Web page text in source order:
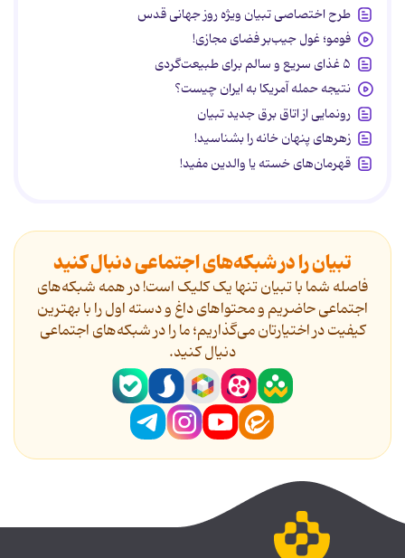
طرح اختصاصی تبیان ویژه روز جهانی قدس
فومو؛ غول جیب‌بر فضای مجازی!
۵ غذای سریع و سالم برای طبیعت‌گردی
نتیجه حمله آمریکا به ایران چیست؟
رونمایی از اتاق برق جدید تبیان
زهرهای پنهان خانه را بشناسید!
قهرمان‌های خسته یا والدین مفید!
تبیان را در شبکه‌های اجتماعی دنبال کنید
فاصله شما با تبیان تنها یک کلیک است! در همه شبکه‌های
اجتماعی حاضریم و محتواهای داغ و دسته اول را با بهترین
کیفیت در اختیارتان می‌گذاریم؛ ما را در شبکه‌های اجتماعی
دنیال کنید.